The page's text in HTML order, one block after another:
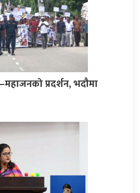
प्रदर्शन, भदौमा